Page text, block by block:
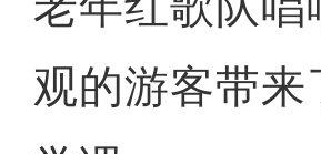
观的游客带